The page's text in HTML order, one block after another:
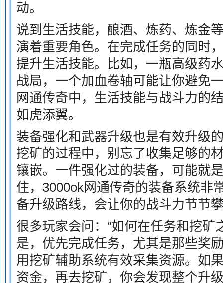
动。
说到生活技能，酿酒、炼药、炼金
演着重要角色。在完成任务的同时
提升生活技能。比如，一瓶高级药
战局，一个加血卷轴可能让你避免
网通传奇中，生活技能与战斗力的
如虎添翼。
装备强化和武器升级也是有效升级
挖矿的过程中，别忘了收集足够的
镶嵌。一件强化过的装备，可能就
住，3000ok网通传奇的装备系统非
备升级路线，会让你的战斗力节节
很多玩家会问：“如何在任务和挖矿
是，优先完成任务，尤其是那些奖
用挖矿辅助系统有效采集资源。如
资金，再去挖矿，你会发现整个升